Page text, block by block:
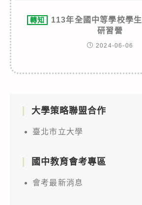
轉知
113年全國中等學校學
研習營
2024-06-06
大學策略聯盟合作
臺北市立大學
國中教育會考專區
會考最新消息